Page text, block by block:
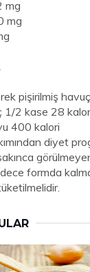
mg
mg
pişirilmiş
1/2 kase 28
400 kalori
diyet
formda